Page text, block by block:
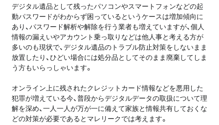
デジタル遺品として残ったパソコンやスマートフォンなどの起
動パスワードがわからず困っているというケースは増加傾向に
あり、パスワード解析や解除を行う業者も増えていますが、個人
情報の漏えいやアカウント乗っ取りなどは他人事と考える方が
多いのも現状で、デジタル遺品のトラブル防止対策をしないまま
放置したり、ひどい場合には処分品としてそのまま廃棄してしま
う方もいらっしゃいます。
オンライン上に残されたクレジットカード情報などを悪用した
犯罪が増えている今、普段からデジタルデータの取扱について理
解を深め、一人一人が万が一に備えて家族と情報共有しておくな
どの対策が必要であるとマレリークでは考えます。